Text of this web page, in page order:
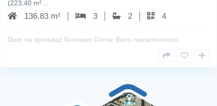
(223,40 m²…
136.83 m² 3 2 4
Dom na sprzedaż Gronowo Górne Biuro nieruchomości